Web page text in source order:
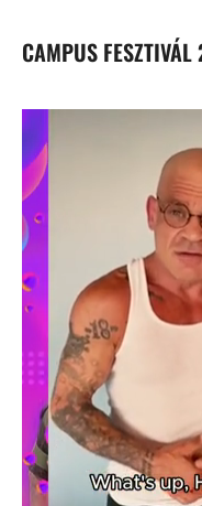
CAMPUS